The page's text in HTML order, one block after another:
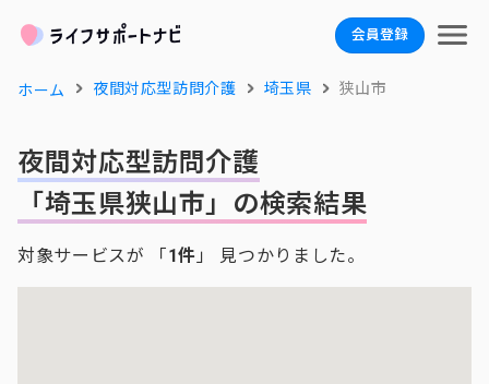
会員登録
ホーム 夜間対応型訪問介護 埼玉県 狭山市
夜間対応型訪問介護
「埼玉県狭山市」の検索結果
対象サービスが 「1件 」 見つかりました。